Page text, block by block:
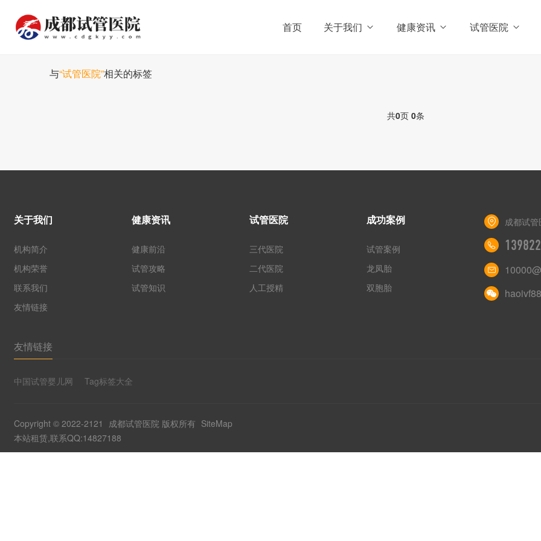
首页 关于我们 健康资讯 试管医院
与“试管医院”相关的标签
共0页 0条
关于我们
机构简介
机构荣誉
联系我们
友情链接
健康资讯
健康前沿
试管攻略
试管知识
试管医院
三代医院
二代医院
人工授精
成功案例
试管案例
龙凤胎
双胞胎
成都试管
haoivf88
友情链接
中国试管婴儿网 Tag标签大全
Copyright © 2022-2121 成都试管医院 版权所有 SiteMap
本站租赁,联系QQ:14827188